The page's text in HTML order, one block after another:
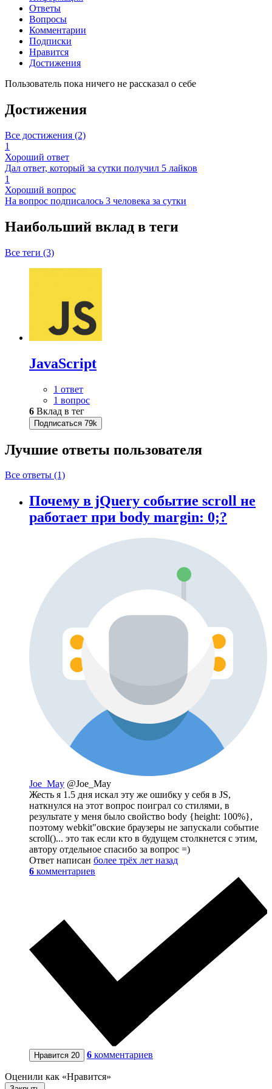
Ответы
Вопросы
Комментарии
Подписки
Нравится
Достижения
Пользователь пока ничего не рассказал о себе
Достижения
Все достижения (2)
1
Хороший ответ
Дал ответ, который за сутки получил 5 лайков
1
Хороший вопрос
На вопрос подписалось 3 человека за сутки
Наибольший вклад в теги
Все теги (3)
JavaScript
1 ответ
1 вопрос
6 Вклад в тег
Подписаться 79k
Лучшие ответы пользователя
Все ответы (1)
Почему в jQuery событие scroll не
работает при body margin: 0;?
Joe_May @Joe_May
Жесть я 1.5 дня искал эту же ошибку у себя в JS,
наткнулся на этот вопрос поиграл со стилями, в
результате у меня было свойство body {height: 100%},
поэтому webkit"овские браузеры не запускали событие
scroll()... это так если кто в будущем столкнется с этим,
автору отдельное спасибо за вопрос =)
Ответ написан более трёх лет назад
6 комментариев
Нравится 20 6 комментариев
Оценили как «Нравится»